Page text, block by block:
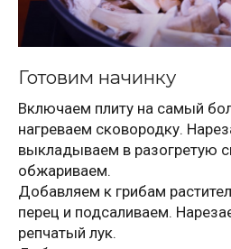
Готовим начинку
Включаем плиту на самый
нагреваем сковородку.
выкладываем в разогретую
обжариваем.
Добавляем к грибам
перец и подсаливаем.
репчатый лук.